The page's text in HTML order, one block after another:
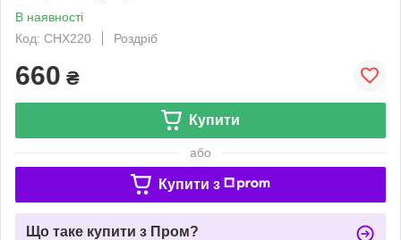
В наявності
Код: CHX220
Роздріб
660 ₴
Купити
або
Купити з
Що таке купити з Пром?